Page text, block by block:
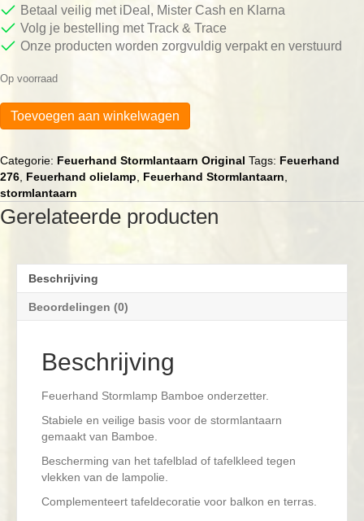
Betaal veilig met iDeal, Mister Cash en Klarna
Volg je bestelling met Track & Trace
Onze producten worden zorgvuldig verpakt en verstuurd
Op voorraad
Feuerhand
Bamboe
Stormlamp
276
aantal
Toevoegen aan winkelwagen
Categorie: Feuerhand Stormlantaarn Original Tags: Feuerhand
276 Feuerhand olielamp Feuerhand Stormlantaarn
stormlantaarn
Gerelateerde producten
Beschrijving
Beoordelingen (0)
Beschrijving
Feuerhand Stormlamp Bamboe onderzetter.
Stabiele en veilige basis voor de stormlantaarn
gemaakt van Bamboe.
Bescherming van het tafelblad of tafelkleed tegen
vlekken van de lampolie.
Complementeert tafeldecoratie voor balkon en terras.